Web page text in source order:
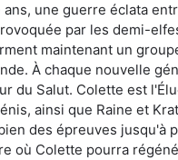
ans, une guerre éclata
par les demi-
maintenant un
À chaque nouvelle
du Salut. Colette est
ainsi que Raine et
des épreuves jusqu'à
où Colette pourra